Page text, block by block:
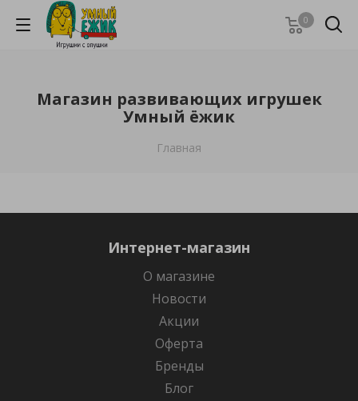
0
Магазин развивающих игрушек
Умный ёжик
Главная
Интернет-магазин
О магазине
Новости
Акции
Оферта
Бренды
Блог